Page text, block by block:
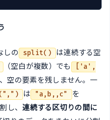
しの split()
は連続する空
（空白が複数）でも
['a',
空の要素を残しません。一
は "a,b,,c" を
し、 連続する区切りの間に